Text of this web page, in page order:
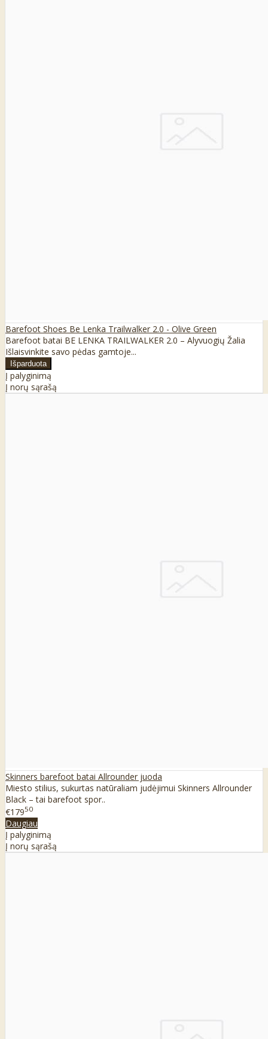
Barefoot Shoes Be Lenka Trailwalker 2.0 - Olive Green
Barefoot batai BE LENKA TRAILWALKER 2.0 – Alyvuogių Žalia
Išlaisvinkite savo pėdas gamtoje...
Į palyginimą
Į norų sąrašą
Skinners barefoot batai Allrounder juoda
Miesto stilius, sukurtas natūraliam judėjimui Skinners Allrounder
Black – tai barefoot spor..
€17950
Daugiau
Į palyginimą
Į norų sąrašą